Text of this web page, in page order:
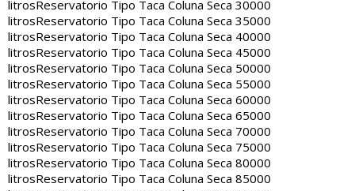
litrosReservatorio Tipo Taca Coluna Seca 30000
litrosReservatorio Tipo Taca Coluna Seca 35000
litrosReservatorio Tipo Taca Coluna Seca 40000
litrosReservatorio Tipo Taca Coluna Seca 45000
litrosReservatorio Tipo Taca Coluna Seca 50000
litrosReservatorio Tipo Taca Coluna Seca 55000
litrosReservatorio Tipo Taca Coluna Seca 60000
litrosReservatorio Tipo Taca Coluna Seca 65000
litrosReservatorio Tipo Taca Coluna Seca 70000
litrosReservatorio Tipo Taca Coluna Seca 75000
litrosReservatorio Tipo Taca Coluna Seca 80000
litrosReservatorio Tipo Taca Coluna Seca 85000